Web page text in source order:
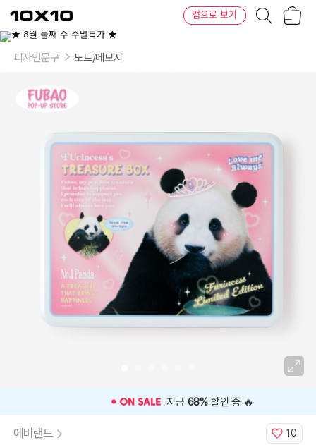
텐
바
텐
앱으로 보기
디자인문구 노트/메모지
지금 68% 할인 중 🔥
에버랜드 10